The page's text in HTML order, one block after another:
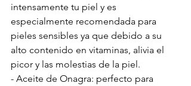
intensamente tu piel y es
especialmente recomendada para
pieles sensibles ya que debido a su
alto contenido en vitaminas, alivia el
picor y las molestias de la piel.
- Aceite de Onagra: perfecto para